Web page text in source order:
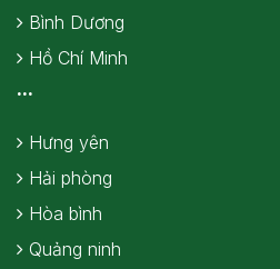
Bình Dương
Hồ Chí Minh
...
Hưng yên
Hải phòng
Hòa bình
Quảng ninh